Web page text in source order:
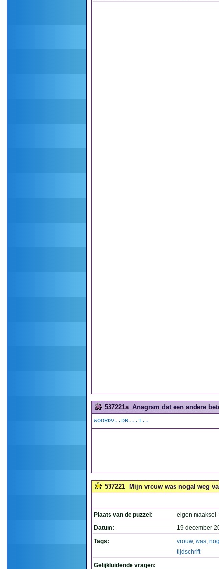
537221a Anagram dat een andere
WOORDV..DR...I..
537221 Mijn vrouw was nogal weg
Plaats van de puzzel:
eigen maaksel
Datum:
19 december
Tags:
vrouw, was,
tijdschrift
Gelijkluidende vragen: